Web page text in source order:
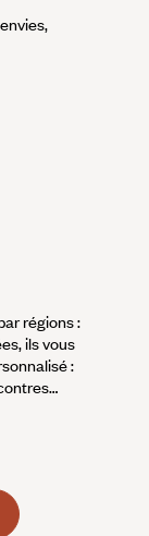
régions :
ils vous
: